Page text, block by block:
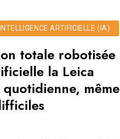
ARTIFICIELLE (IA)
totale robotisée
la Leica
même